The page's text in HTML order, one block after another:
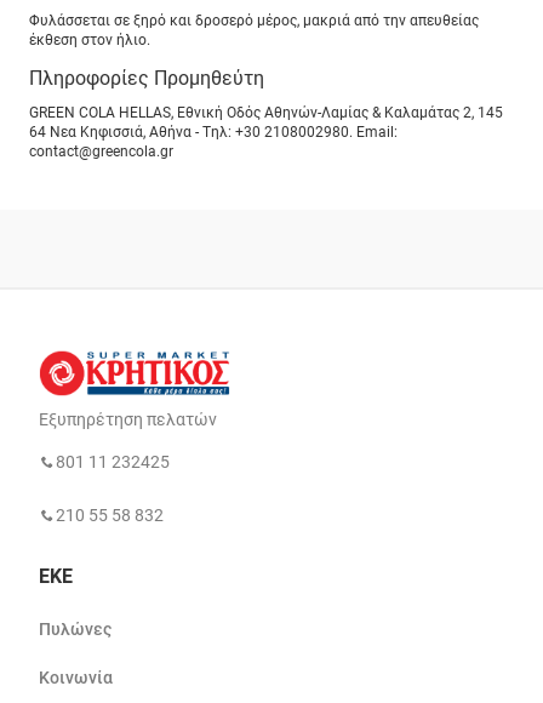
Φυλάσσεται σε ξηρό και δροσερό μέρος, μακριά από την απευθείας
έκθεση στον ήλιο.
Πληροφορίες Προμηθεύτη
GREEN COLA HELLAS, Εθνική Οδός Αθηνών-Λαμίας & Καλαμάτας 2, 145
64 Νεα Κηφισσιά, Aθήνα - Tηλ: +30 2108002980. Email:
contact@greencola.gr
Εξυπηρέτηση πελατών
801 11 232425
210 55 58 832
ΕΚΕ
Πυλώνες
Κοινωνία